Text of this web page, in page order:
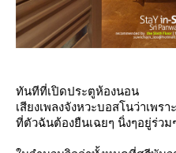
ทันทีที่เปิดประตูห้องนอน
เสียงเพลงจังหวะบอสโนว่าเพ
ที่ตัวฉันต้องยืนเฉยๆ นิ่งๆอยู่ร่วม